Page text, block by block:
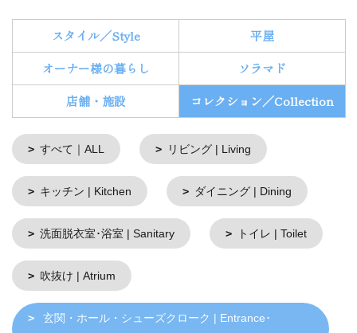
スタイル／Style
平屋
オーナー様の暮らし
ソラマド
店舗・施設
コレクション／Collection
すべて｜ALL リビング | Living
キッチン | Kitchen ダイニング | Dining
洗面脱衣室･浴室 | Sanitary トイレ | Toilet
吹抜け | Atrium
玄関・ホール・シューズクローク | Entrance･